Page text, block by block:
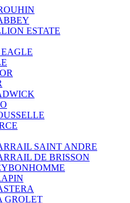
ESTATE
SAINT ANDRE
DE BRISSON
GROLET